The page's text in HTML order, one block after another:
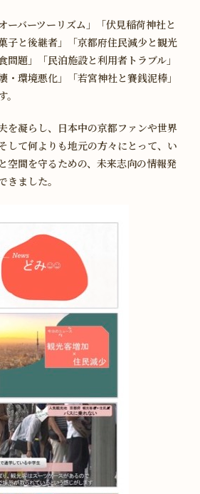
ーバーツーリズム」「伏見稲荷神社と
子と後継者」「京都府住民減少と観光
問題」「民泊施設と利用者トラブル」
・環境悪化」「若宮神社と賽銭泥棒」
を凝らし、日本中の京都ファンや世界
して何よりも地元の方々にとって、い
空間を守るための、未来志向の情報発
きました。